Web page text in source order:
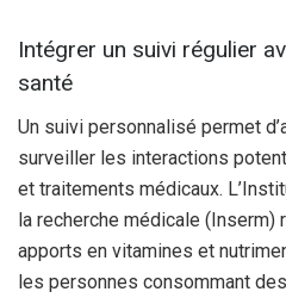
Intégrer un suivi régulier
santé
Un suivi personnalisé permet
surveiller les interactions
et traitements médicaux.
la recherche médicale (Inserm)
apports en vitamines et
les personnes consommant